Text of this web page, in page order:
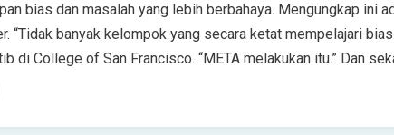
bias dan masalah yang lebih berbahaya. Mengungkap ini
“Tidak banyak kelompok yang secara ketat mempelajari
di College of San Francisco. “META melakukan itu.” Dan